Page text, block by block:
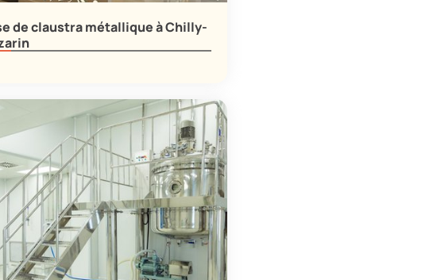
de claustra métallique à Chilly-